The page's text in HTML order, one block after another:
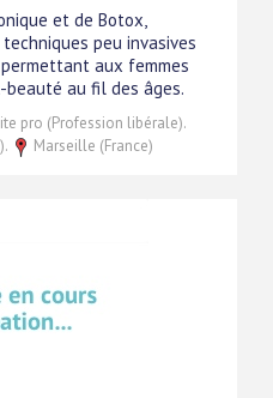
et de Botox,
peu invasives
aux femmes
au fil des âges.
pro (Profession libérale).
Marseille (France)